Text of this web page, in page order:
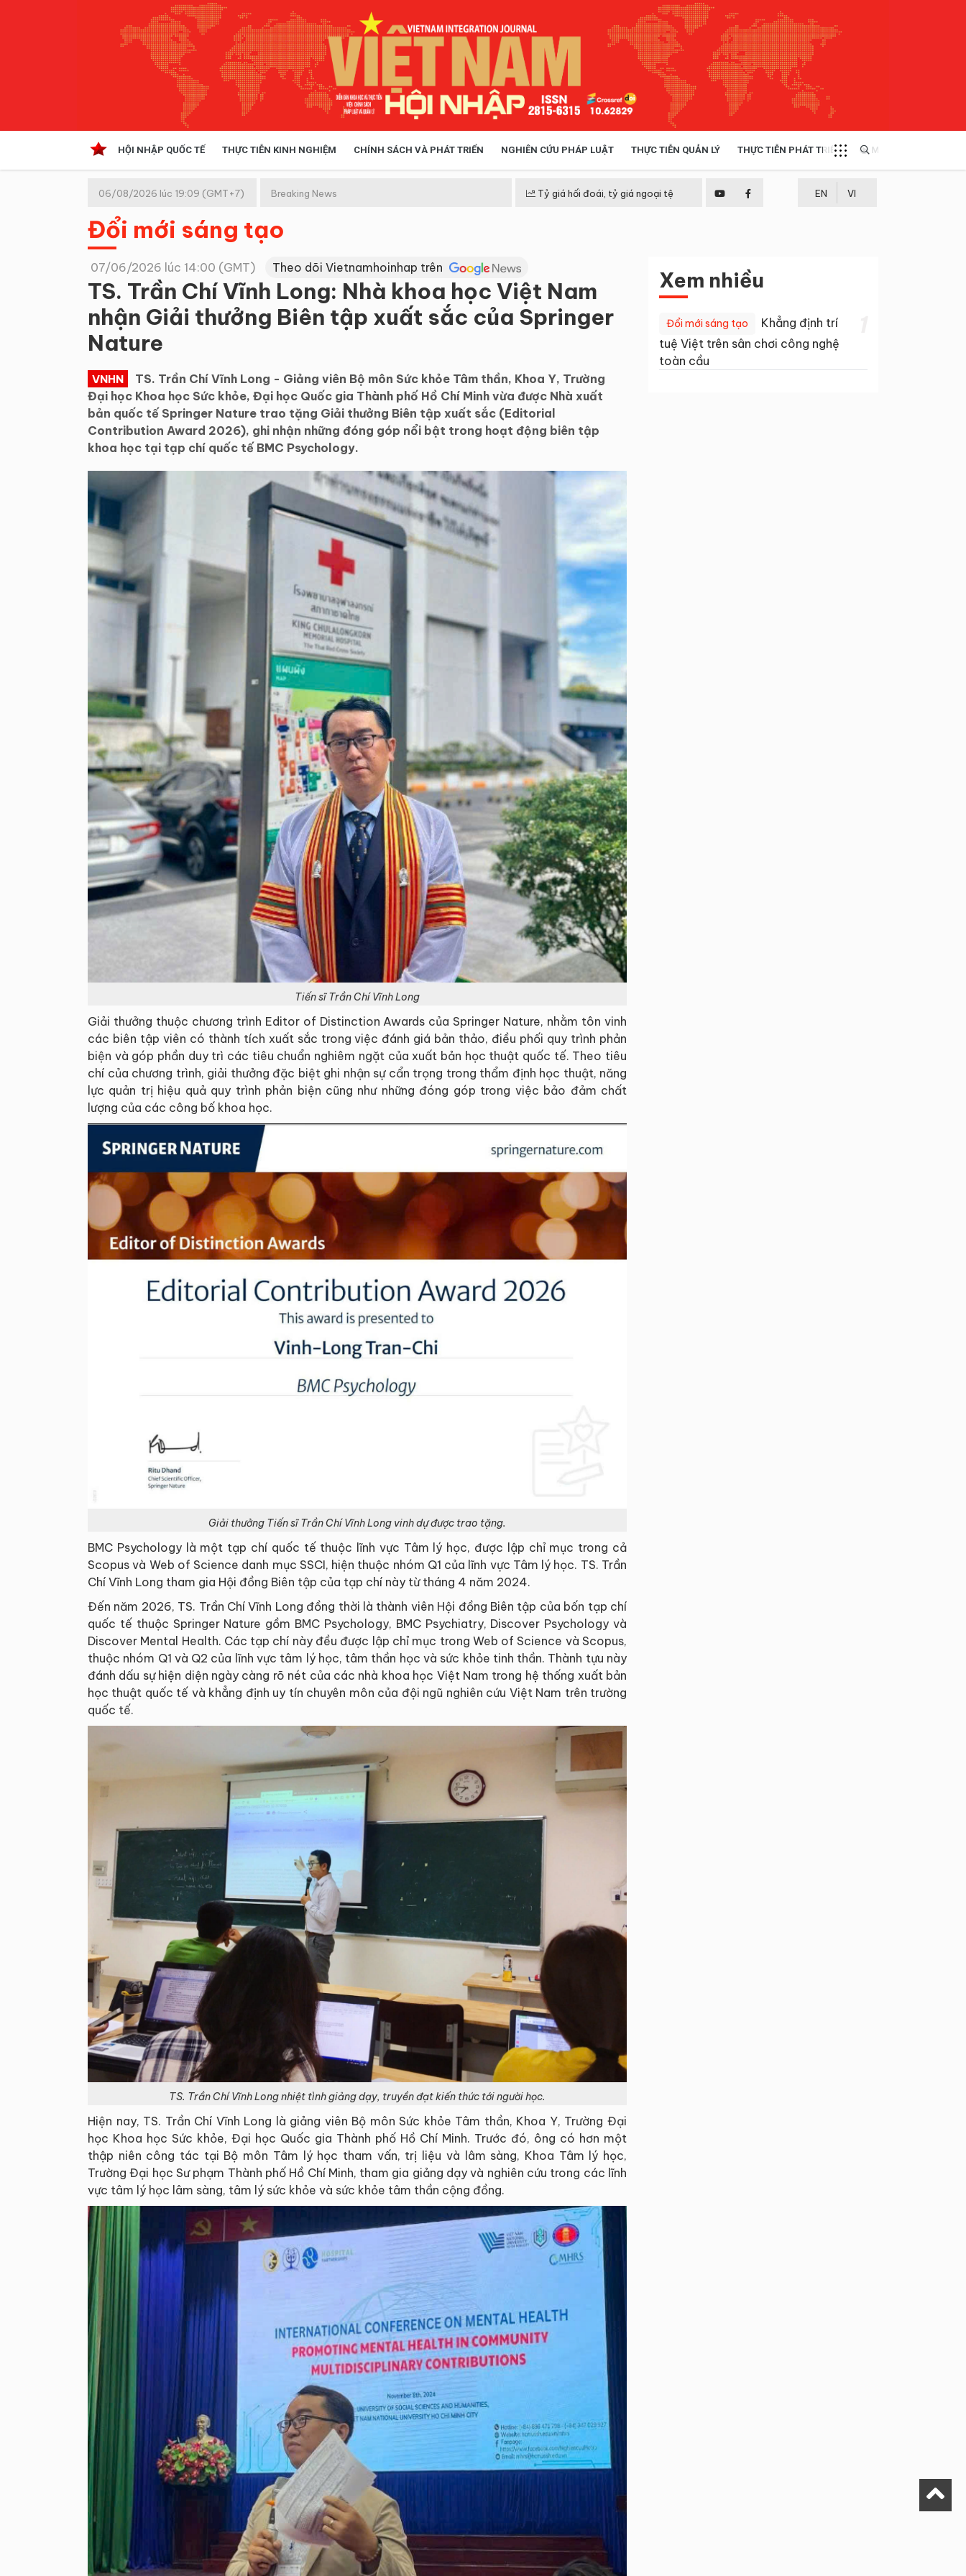
HỘI NHẬP QUỐC TẾ THỰC TIỄN KINH NGHIỆM CHÍNH SÁCH VÀ PHÁT TRIỂN NGHIÊN CỨU PHÁP LUẬT THỰC TIỄN QUẢN LÝ THỰC TIỄN PHÁT TRIỂN MULTIMEDIA
Kinh tế hội nhập
Doanh nghiệp
06/08/2026 lúc 19:09 (GMT+7) Breaking News Tỷ giá hối đoái, tỷ giá ngoại tệ EN VI
Đổi mới sáng tạo
07/06/2026 lúc 14:00 (GMT) Theo dõi Vietnamhoinhap trên
TS. Trần Chí Vĩnh Long: Nhà khoa học Việt Nam
nhận Giải thưởng Biên tập xuất sắc của Springer
Nature
VNHN
TS. Trần Chí Vĩnh Long - Giảng viên Bộ môn Sức khỏe Tâm thần, Khoa Y, Trường
Đại học Khoa học Sức khỏe, Đại học Quốc gia Thành phố Hồ Chí Minh vừa được Nhà xuất
bản quốc tế Springer Nature trao tặng Giải thưởng Biên tập xuất sắc (Editorial
Contribution Award 2026), ghi nhận những đóng góp nổi bật trong hoạt động biên tập
khoa học tại tạp chí quốc tế BMC Psychology.
Tiến sĩ Trần Chí Vĩnh Long
Giải thưởng thuộc chương trình Editor of Distinction Awards của Springer Nature, nhằm tôn vinh
các biên tập viên có thành tích xuất sắc trong việc đánh giá bản thảo, điều phối quy trình phản
biện và góp phần duy trì các tiêu chuẩn nghiêm ngặt của xuất bản học thuật quốc tế. Theo tiêu
chí của chương trình, giải thưởng đặc biệt ghi nhận sự cẩn trọng trong thẩm định học thuật, năng
lực quản trị hiệu quả quy trình phản biện cũng như những đóng góp trong việc bảo đảm chất
lượng của các công bố khoa học.
Giải thưởng Tiến sĩ Trần Chí Vĩnh Long vinh dự được trao tặng.
BMC Psychology là một tạp chí quốc tế thuộc lĩnh vực Tâm lý học, được lập chỉ mục trong cả
Scopus và Web of Science danh mục SSCI, hiện thuộc nhóm Q1 của lĩnh vực Tâm lý học. TS. Trần
Chí Vĩnh Long tham gia Hội đồng Biên tập của tạp chí này từ tháng 4 năm 2024.
Đến năm 2026, TS. Trần Chí Vĩnh Long đồng thời là thành viên Hội đồng Biên tập của bốn tạp chí
quốc tế thuộc Springer Nature gồm BMC Psychology, BMC Psychiatry, Discover Psychology và
Discover Mental Health. Các tạp chí này đều được lập chỉ mục trong Web of Science và Scopus,
thuộc nhóm Q1 và Q2 của lĩnh vực tâm lý học, tâm thần học và sức khỏe tinh thần. Thành tựu này
đánh dấu sự hiện diện ngày càng rõ nét của các nhà khoa học Việt Nam trong hệ thống xuất bản
học thuật quốc tế và khẳng định uy tín chuyên môn của đội ngũ nghiên cứu Việt Nam trên trường
quốc tế.
TS. Trần Chí Vĩnh Long nhiệt tình giảng dạy, truyền đạt kiến thức tới người học.
Hiện nay, TS. Trần Chí Vĩnh Long là giảng viên Bộ môn Sức khỏe Tâm thần, Khoa Y, Trường Đại
học Khoa học Sức khỏe, Đại học Quốc gia Thành phố Hồ Chí Minh. Trước đó, ông có hơn một
thập niên công tác tại Bộ môn Tâm lý học tham vấn, trị liệu và lâm sàng, Khoa Tâm lý học,
Trường Đại học Sư phạm Thành phố Hồ Chí Minh, tham gia giảng dạy và nghiên cứu trong các lĩnh
vực tâm lý học lâm sàng, tâm lý sức khỏe và sức khỏe tâm thần cộng đồng.
Xem nhiều
Đổi mới sáng tạo
Khẳng định trí
tuệ Việt trên sân chơi công nghệ
toàn cầu